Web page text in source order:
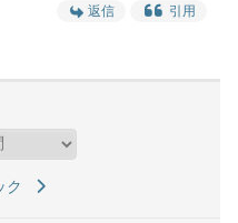
返信 引用
ク